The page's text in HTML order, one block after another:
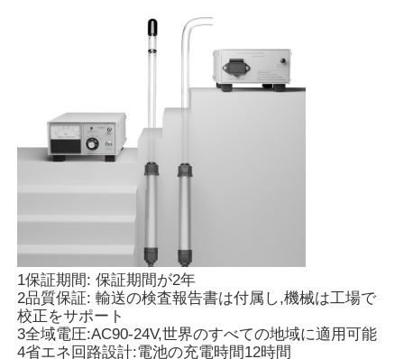
製品
ビデオ
1保証期間: 保証期間が2年
2品質保証: 輸送の検査報告書は付属し,機械は工場で
校正をサポート
3全域電圧:AC90-24V,世界のすべての地域に適用可能
4省エネ回路設計:電池の充電時間12時間